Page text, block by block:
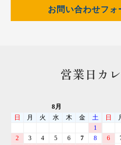
お問い合わせフォ
営業日カ